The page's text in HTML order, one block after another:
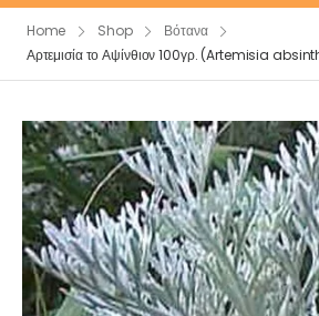
Home Shop
Βότανα
Αρτεμισία το Αψίνθιον 100γρ. (Artemisia